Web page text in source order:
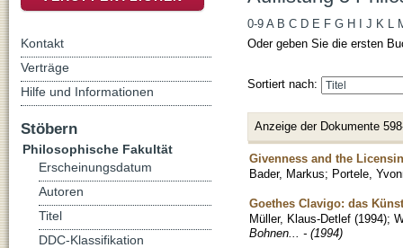
0-9 A B C D E F G H J K L
Oder geben Sie die ersten
Sortiert nach:
Anzeige der Dokumente
Givenness and the
Bader, Markus; Portele,
Goethes Clavigo: das
Müller, Klaus-Detlef (1994);
Bohnen... - (1994)
Kontakt
Verträge
Hilfe und Informationen
Stöbern
Philosophische Fakultät
Erscheinungsdatum
Autoren
Titel
DDC-Klassifikation